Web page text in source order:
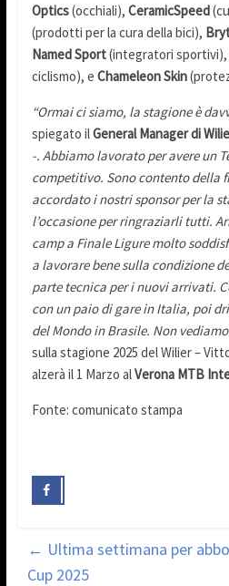
Optics(occhiali), CeramicSpeed
(prodotti per la cura della bici),
Named Sport(integratori sportivi),
ciclismo), e Chameleon Skin
“Ormai ci siamo, la stagione è
spiegato ilGeneral Manager di
-. Abbiamo lavorato per avere un
competitivo. Sono contento della
accordato i nostri sponsor per la
l’occasione per ringraziarli tutti.
camp a Finale Ligure molto
a lavorare bene sulla condizione
parte tecnica per i nuovi arrivati.
con un paio di gare in Italia, poi
del Mondo in Brasile. Non
sulla stagione 2025 del Wilier –
alzerà il 1 Marzo alVerona MTB
Fonte: comunicato stampa
← Ultima settimana per
Cup 2025